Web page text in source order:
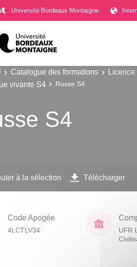
Université Bordeaux Montaigne
Catalogue des formations Licence
vivante S4
Russe S4
S4
à la sélection Télécharger
Code Apogée
4LCTLV34
UFR